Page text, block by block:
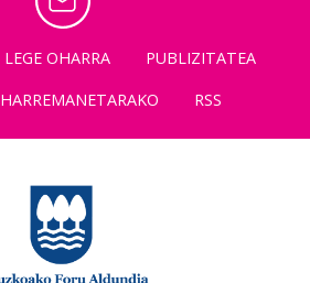
LEGE OHARRA
PUBLIZITATEA
HARREMANETARAKO RSS